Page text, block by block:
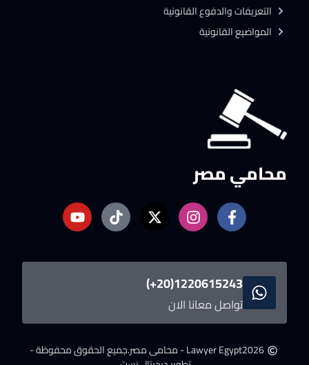
محامي مصر
1220615243(20+)
تواصل معانا الان
2026Lawyer Egypt - محامى مصر.
جميع الحقوق محفوظة -
التعريفات والدفوع القانونية
المواضيع القانونية